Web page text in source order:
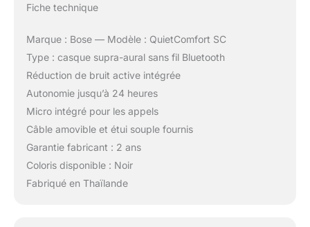
Fiche technique
Marque : Bose — Modèle : QuietComfort SC
Type : casque supra-aural sans fil Bluetooth
Réduction de bruit active intégrée
Autonomie jusqu’à 24 heures
Micro intégré pour les appels
Câble amovible et étui souple fournis
Garantie fabricant : 2 ans
Coloris disponible : Noir
Fabriqué en Thaïlande